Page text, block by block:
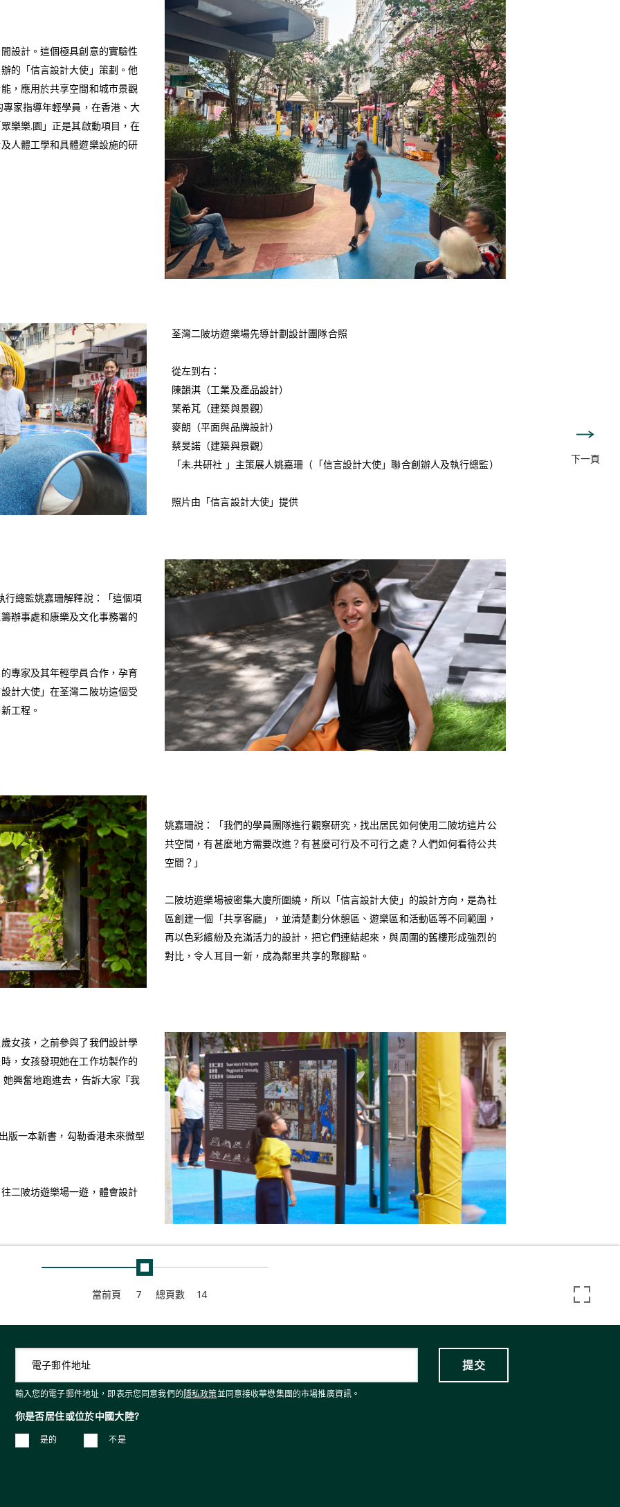
設計。這個極具創意的實驗性
的「信言設計大使」策劃。他
，應用於共享空間和城市景觀
家指導年輕學員，在香港、大
樂樂.園」正是其啟動項目，在
人體工學和具體遊樂設施的研
荃灣二陂坊遊樂場先導計劃設計團隊合照
從左到右：
陳韻淇（工業及產品設計）
葉希芃（建築與景觀）
麥朗（平面與品牌設計）
蔡旻諾（建築與景觀）
「未.共研社 」主策展人姚嘉珊（「信言設計大使」聯合創辦人及執行總監）
照片由「信言設計大使」提供
總監姚嘉珊解釋說：「這個項
辦事處和康樂及文化事務署的
專家及其年輕學員合作，孕育
計大使」在荃灣二陂坊這個受
工程。
姚嘉珊說：「我們的學員團隊進行觀察研究，找出居民如何使用二陂坊這片公
共空間，有甚麼地方需要改進？有甚麼可行及不可行之處？人們如何看待公共
空間？」
二陂坊遊樂場被密集大廈所圍繞，所以「信言設計大使」的設計方向，是為社
區創建一個「共享客廳」，並清楚劃分休憩區、遊樂區和活動區等不同範圍，
再以色彩繽紛及充滿活力的設計，把它們連結起來，與周圍的舊樓形成強烈的
對比，令人耳目一新，成為鄰里共享的聚腳點。
女孩，之前參與了我們設計學
，女孩發現她在工作坊製作的
興奮地跑進去，告訴大家『我
版一本新書，勾勒香港未來微型
二陂坊遊樂場一遊，體會設計
當前頁 7 總頁數 14
輸入您的電子郵件地址，即表示您同意我們的隱私政策並同意接收華懋集團的市場推廣資訊。
你是否居住或位於中國大陸?
是的 不是
下一頁